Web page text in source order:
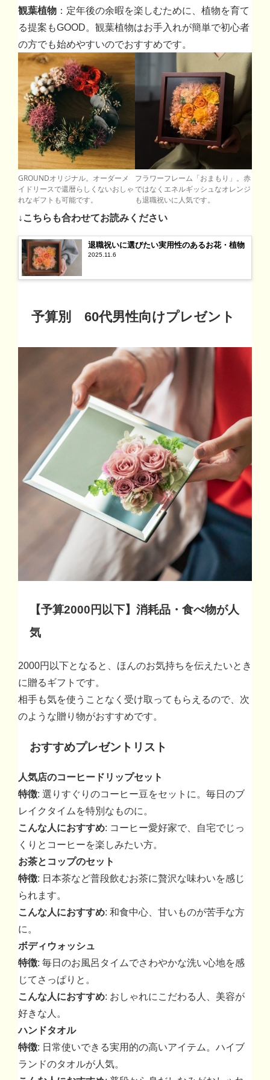
観葉植物 ：定年後の余暇を楽しむために、植物を育て
る提案もGOOD。観葉植物はお手入れが簡単で初心者
の方でも始めやすいのでおすすめです。
GROUNDオリジナル。オーダーメ
イドリースで還暦らしくないおしゃ
れなギフトも可能です。
フラワーフレーム「おまもり」。赤
ではなくエネルギッシュなオレンジ
も退職祝いに人気です。
↓こちらも合わせてお読みください
退職祝いに選びたい実用性のあるお花・植物
2025.11.6
予算別 60代男性向けプレゼント
【予算2000円以下】消耗品・食べ物が人
気
2000円以下となると、ほんのお気持ちを伝えたいとき
に贈るギフトです。
相手も気を使うことなく受け取ってもらえるので、次
のような贈り物がおすすめです。
おすすめプレゼントリスト
人気店のコーヒードリップセット
特徴: 選りすぐりのコーヒー豆をセットに。毎日のブ
レイクタイムを特別なものに。
こんな人におすすめ: コーヒー愛好家で、自宅でじっ
くりとコーヒーを楽しみたい方。
お茶とコップのセット
特徴: 日本茶など普段飲むお茶に贅沢な味わいを感じ
られます。
こんな人におすすめ: 和食中心、甘いものが苦手な方
に。
ボディウォッシュ
特徴: 毎日のお風呂タイムでさわやかな洗い心地を感
じてさっぱりと。
こんな人におすすめ: おしゃれにこだわる人、美容が
好きな人。
ハンドタオル
特徴: 日常使いできる実用的の高いアイテム。ハイブ
ランドのタオルが人気。